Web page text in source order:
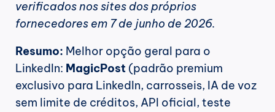
verificados nos sites dos próprios
fornecedores em 7 de junho de 2026.
Resumo: Melhor opção geral para o
LinkedIn: MagicPost (padrão premium
exclusivo para LinkedIn, carrosseis, IA de voz
sem limite de créditos, API oficial, teste